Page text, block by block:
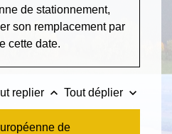
de stationnement,
son remplacement par
cette date.
replier keyboard_arrow_up Tout déplier keyboard_arrow_down
de